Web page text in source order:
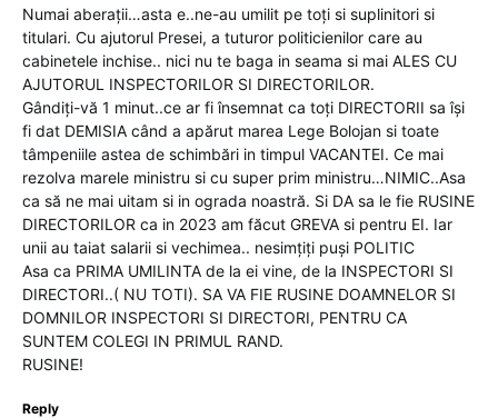
Numai aberații…asta e..ne-au umilit pe toți si suplinitori si
titulari. Cu ajutorul Presei, a tuturor politicienilor care au
cabinetele inchise.. nici nu te baga in seama si mai ALES CU
AJUTORUL INSPECTORILOR SI DIRECTORILOR.
Gândiți-vă 1 minut..ce ar fi însemnat ca toți DIRECTORII sa își
fi dat DEMISIA când a apărut marea Lege Bolojan si toate
tâmpeniile astea de schimbări in timpul VACANTEI. Ce mai
rezolva marele ministru si cu super prim ministru…NIMIC..Asa
ca să ne mai uitam si in ograda noastră. Si DA sa le fie RUSINE
DIRECTORILOR ca in 2023 am făcut GREVA si pentru EI. Iar
unii au taiat salarii si vechimea.. nesimțiți puși POLITIC
Asa ca PRIMA UMILINTA de la ei vine, de la INSPECTORI SI
DIRECTORI..( NU TOTI). SA VA FIE RUSINE DOAMNELOR SI
DOMNILOR INSPECTORI SI DIRECTORI, PENTRU CA
SUNTEM COLEGI IN PRIMUL RAND.
RUSINE!
Reply